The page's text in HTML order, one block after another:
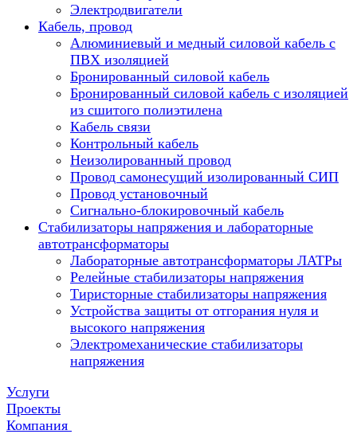
Электродвигатели
Кабель, провод
Алюминиевый и медный силовой кабель с
ПВХ изоляцией
Бронированный силовой кабель
Бронированный силовой кабель с изоляцией
из сшитого полиэтилена
Кабель связи
Контрольный кабель
Неизолированный провод
Провод самонесущий изолированный СИП
Провод установочный
Сигнально-блокировочный кабель
Стабилизаторы напряжения и лабораторные
автотрансформаторы
Лабораторные автотрансформаторы ЛАТРы
Релейные стабилизаторы напряжения
Тиристорные стабилизаторы напряжения
Устройства защиты от отгорания нуля и
высокого напряжения
Электромеханические стабилизаторы
напряжения
Услуги
Проекты
Компания